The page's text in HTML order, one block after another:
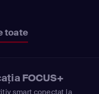
toate
FOCUS+
smart conectat la